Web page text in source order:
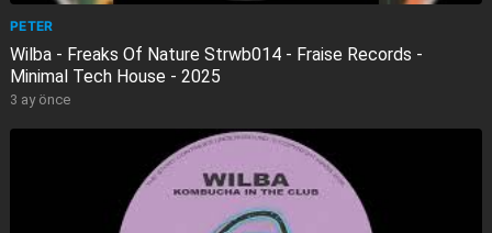
PETER
Wilba - Freaks Of Nature Strwb014 - Fraise Records -
Minimal Tech House - 2025
3 ay önce